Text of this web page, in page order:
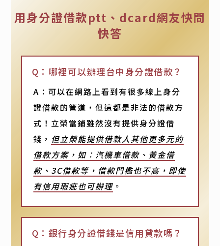
用身分證借款ptt、dcard網友快問
快答
Q：哪裡可以辦理台中身分證借款？
A：可以在網路上看到有很多線上身分
證借款的管道，但這都是非法的借款方
式！立榮當鋪雖然沒有提供身分證借
錢， 但立榮能提供借款人其他更多元的
借款方案，如：汽機車借款、黃金借
款、3C借款等，借款門檻也不高，即使
有信用瑕疵也可辦理。
Q：銀行身分證借錢是信用貸款嗎？